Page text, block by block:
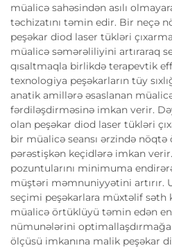
müalicə sahəsindən asılı
təchizatını təmin edir. Bir neçə
peşəkar diod laser tükləri
müalicə səmərəliliyini artıraraq
qısaltmaqla birlikdə terapevtik
texnologiya peşəkarların tüy
anatik amillərə əsaslanan
fərdiləşdirməsinə imkan verir.
olan peşəkar diod laser tükləri
bir müalicə seansı ərzində nöqtə
pərəstişkən keçidlərə imkan
pozuntularını minimuma
müştəri məmnuniyyətini artırır.
seçimi peşəkarlara müxtəlif səth
müalicə örtüklüyü təmin edən
nümunələrini
ölçüsü imkanına malik peşəkar